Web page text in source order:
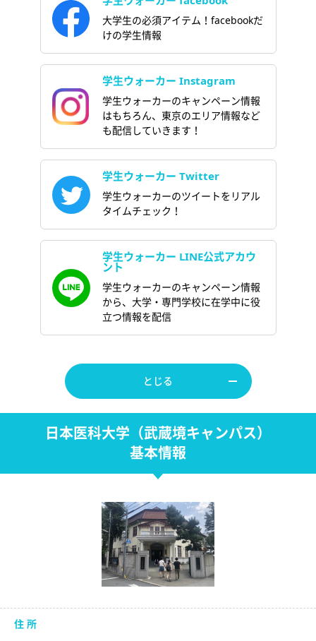
大学生の必須アイテム！facebookだ
けの学生情報
学生ウォーカー Instagram
学生ウォーカーのキャンペーン情報
はもちろん、東京のエリア情報など
も配信していきます！
学生ウォーカー Twitter
学生ウォーカーのツイートをリアル
タイムチェック！
学生ウォーカー LINE公式アカウ
ント
学生ウォーカーのキャンペーン情報
から、大学・専門学校に在学中に役
立つ情報を配信
とじる
日本医科大学（武蔵境キャンパス）
基本情報
住 所